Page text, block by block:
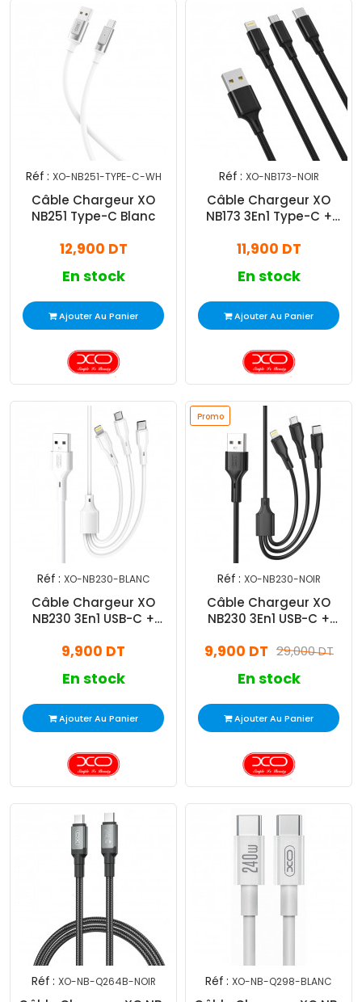
Réf : XO-NB251-TYPE-C-WH
Câble Chargeur XO
NB251 Type-C Blanc
12,900 DT
En stock
Ajouter Au Panier
Réf : XO-NB173-NOIR
Câble Chargeur XO
NB173 3En1 Type-C +
Noir
11,900 DT
En stock
Ajouter Au Panier
Réf : XO-NB230-BLANC
Câble Chargeur XO
NB230 3En1 USB-C +
Blanc
9,900 DT
En stock
Ajouter Au Panier
Promo
Réf : XO-NB230-NOIR
Câble Chargeur XO
NB230 3En1 USB-C +
Noir29,000 DT
9,900 DT
En stock
Ajouter Au Panier
Réf : XO-NB-Q264B-NOIR Réf : XO-NB-Q298-BLANC